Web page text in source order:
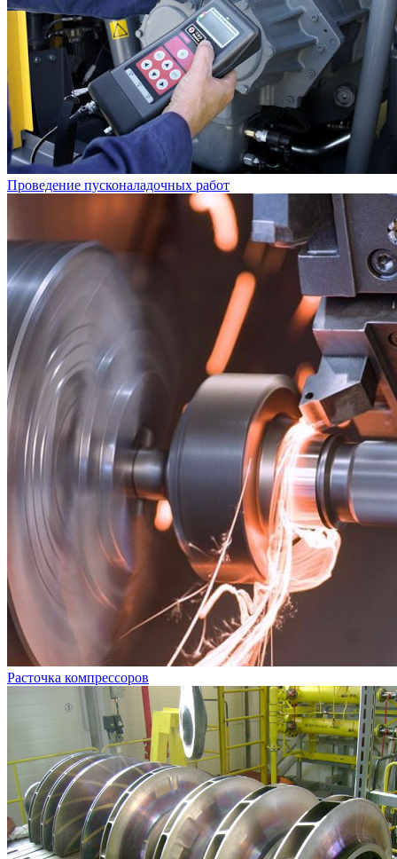
Проведение пусконаладочных работ
Расточка компрессоров